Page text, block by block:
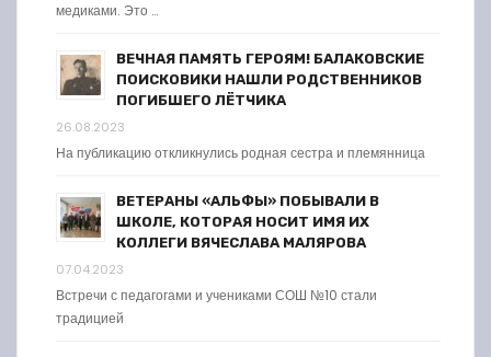
медиками. Это …
ВЕЧНАЯ ПАМЯТЬ ГЕРОЯМ! БАЛАКОВСКИЕ
ПОИСКОВИКИ НАШЛИ РОДСТВЕННИКОВ
ПОГИБШЕГО ЛЁТЧИКА
26.08.2023
На публикацию откликнулись родная сестра и племянница
ВЕТЕРАНЫ «АЛЬФЫ» ПОБЫВАЛИ В
ШКОЛЕ, КОТОРАЯ НОСИТ ИМЯ ИХ
КОЛЛЕГИ ВЯЧЕСЛАВА МАЛЯРОВА
07.04.2023
Встречи с педагогами и учениками СОШ №10 стали
традицией